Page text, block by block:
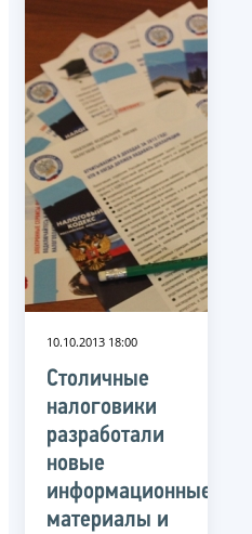
10.10.2013 18:00
Столичные
налоговики
разработали
новые
информационные
материалы и